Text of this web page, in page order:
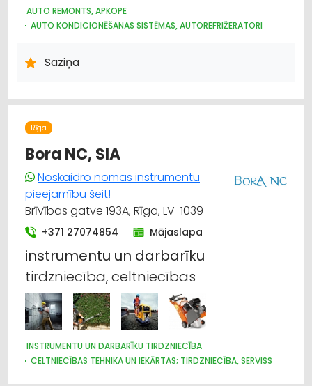
AUTO REMONTS, APKOPE
AUTO KONDICIONĒŠANAS SISTĒMAS, AUTOREFRIŽERATORI
DZINĒJI, MOTORI, TO REMONTS
Saziņa
Rīga
Bora NC, SIA
Noskaidro nomas instrumentu
pieejamību šeit!
Brīvības gatve 193A, Rīga, LV-1039
+371 27074854 Mājaslapa
instrumentu un darbarīku
tirdzniecība, celtniecības
INSTRUMENTU UN DARBARĪKU TIRDZNIECĪBA
CELTNIECĪBAS TEHNIKA UN IEKĀRTAS; TIRDZNIECĪBA, SERVISS